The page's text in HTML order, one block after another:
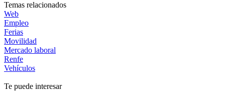
Temas relacionados
Web
Empleo
Ferias
Movilidad
Mercado laboral
Renfe
Vehículos
Te puede interesar